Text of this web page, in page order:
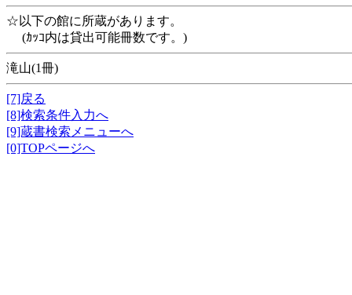
☆以下の館に所蔵があります。
(ｶｯｺ内は貸出可能冊数です。)
滝山(1冊)
[7]戻る
[8]検索条件入力へ
[9]蔵書検索メニューへ
[0]TOPページへ